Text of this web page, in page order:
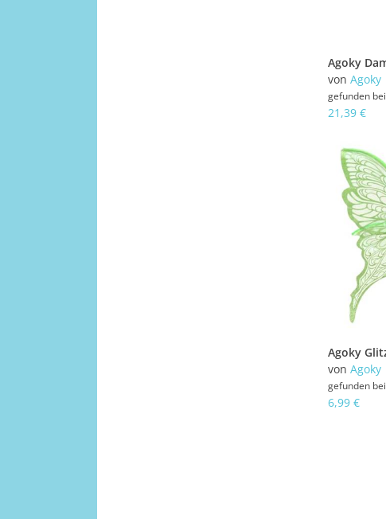
von Agoky
gefunden bei
21,39 €
von Agoky
gefunden bei
6,99 €